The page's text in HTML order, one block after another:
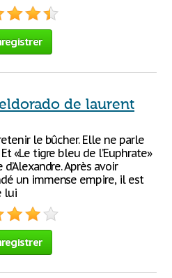
de laurent
le bûcher. Elle ne parle
«Le tigre bleu de l’Euphrate»
Après avoir
un immense empire, il est
lui